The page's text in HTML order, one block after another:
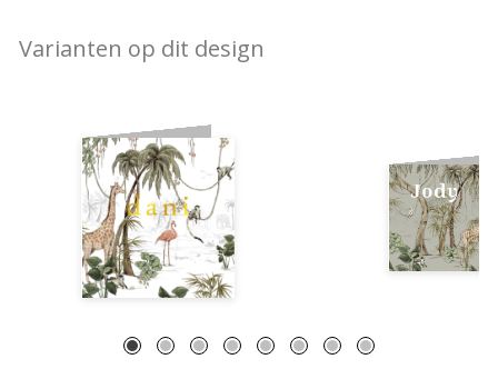
Varianten op dit design